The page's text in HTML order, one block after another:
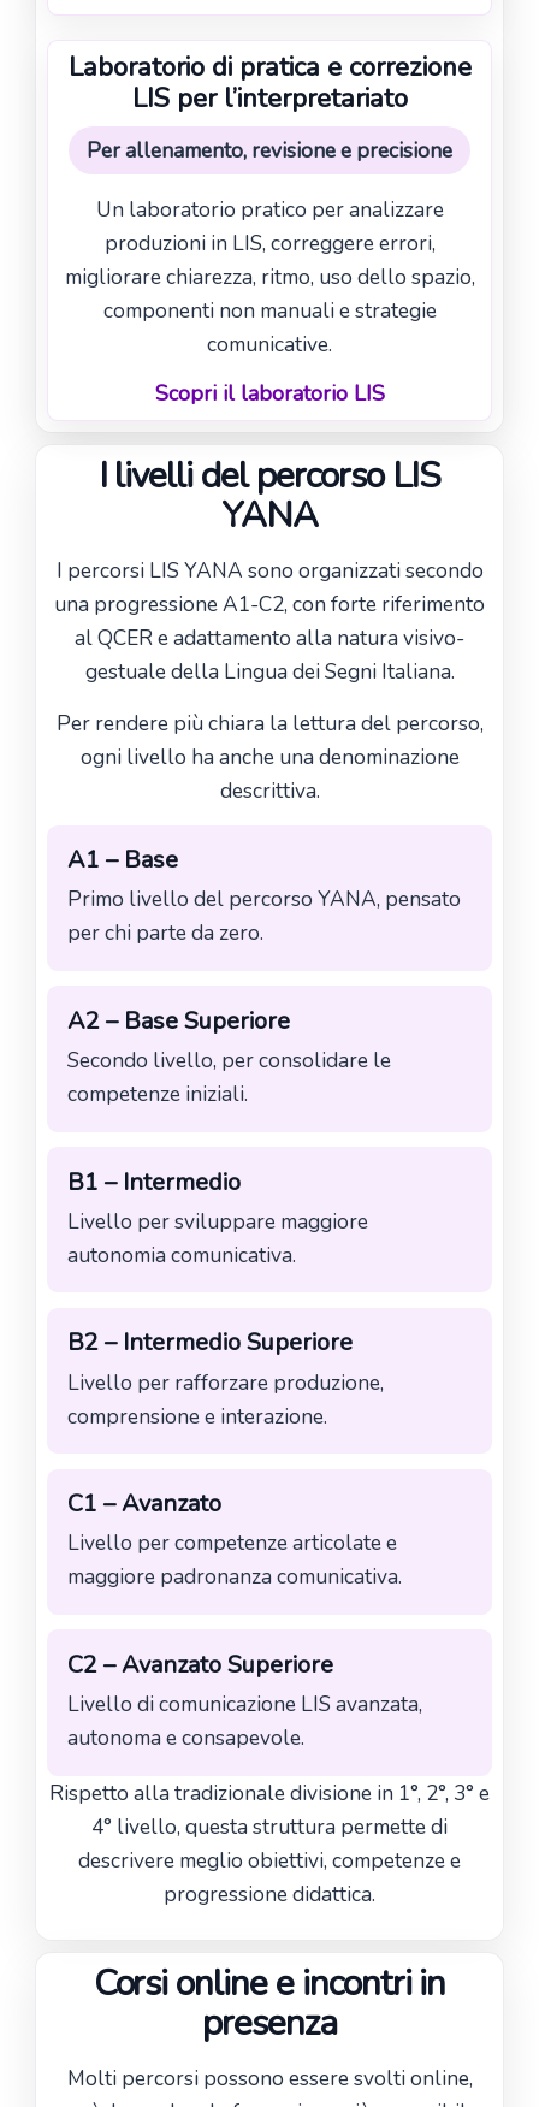
Laboratorio di pratica e correzione
LIS per l’interpretariato
Per allenamento, revisione e precisione
Un laboratorio pratico per analizzare
produzioni in LIS, correggere errori,
migliorare chiarezza, ritmo, uso dello spazio,
componenti non manuali e strategie
comunicative.
Scopri il laboratorio LIS
I livelli del percorso LIS
YANA
I percorsi LIS YANA sono organizzati secondo
una progressione A1-C2, con forte riferimento
al QCER e adattamento alla natura visivo-
gestuale della Lingua dei Segni Italiana.
Per rendere più chiara la lettura del percorso,
ogni livello ha anche una denominazione
descrittiva.
A1 – Base
Primo livello del percorso YANA, pensato
per chi parte da zero.
A2 – Base Superiore
Secondo livello, per consolidare le
competenze iniziali.
B1 – Intermedio
Livello per sviluppare maggiore
autonomia comunicativa.
B2 – Intermedio Superiore
Livello per rafforzare produzione,
comprensione e interazione.
C1 – Avanzato
Livello per competenze articolate e
maggiore padronanza comunicativa.
C2 – Avanzato Superiore
Livello di comunicazione LIS avanzata,
autonoma e consapevole.
Rispetto alla tradizionale divisione in 1°, 2°, 3° e
4° livello, questa struttura permette di
descrivere meglio obiettivi, competenze e
progressione didattica.
Corsi online e incontri in
presenza
Molti percorsi possono essere svolti online,